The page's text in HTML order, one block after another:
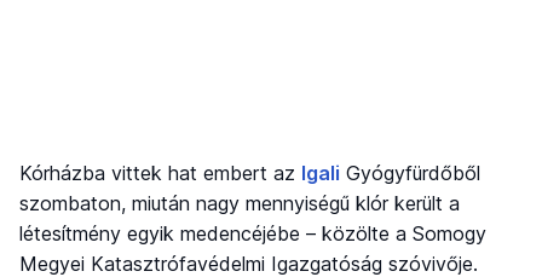
Kórházba vittek hat embert az Igali Gyógyfürdőből
szombaton, miután nagy mennyiségű klór került a
létesítmény egyik medencéjébe – közölte a Somogy
Megyei Katasztrófavédelmi Igazgatóság szóvivője.